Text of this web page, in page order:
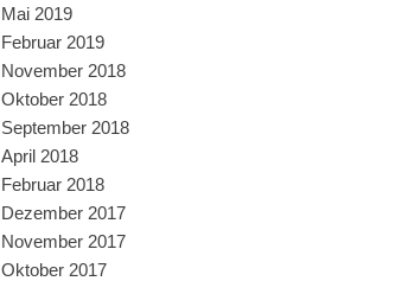
Mai 2019
Februar 2019
November 2018
Oktober 2018
September 2018
April 2018
Februar 2018
Dezember 2017
November 2017
Oktober 2017